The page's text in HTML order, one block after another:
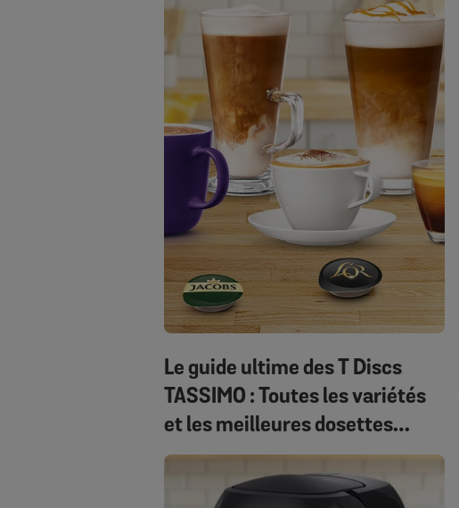
Le guide ultime des T Discs
TASSIMO : Toutes les variétés
et les meilleures dosettes
TASSIMO